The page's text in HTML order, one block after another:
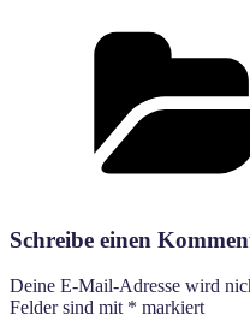
Schreibe einen
Deine E-Mail-Adresse wird
Felder sind mit * markiert